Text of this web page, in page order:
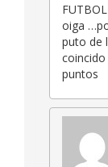
oiga
puto de
puntos